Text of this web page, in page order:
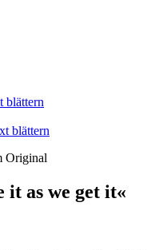
blättern
blättern
Original
it as we get it«